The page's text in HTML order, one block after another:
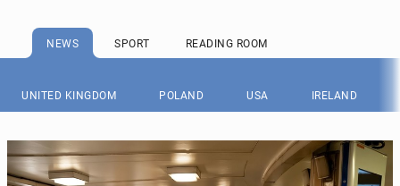
NEWS SPORT READING ROOM
UNITED KINGDOM POLAND USA IRELAND